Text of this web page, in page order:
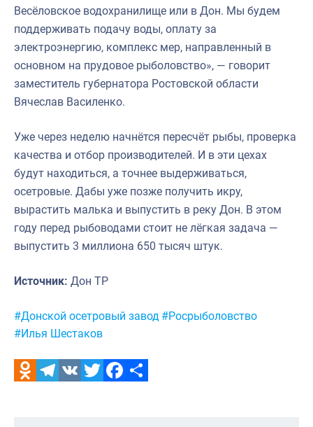
Весёловское водохранилище или в Дон. Мы будем
поддерживать подачу воды, оплату за
электроэнергию, комплекс мер, направленный в
основном на прудовое рыболовство», — говорит
заместитель губернатора Ростовской области
Вячеслав Василенко.
Уже через неделю начнётся пересчёт рыбы, проверка
качества и отбор производителей. И в эти цехах
будут находиться, а точнее выдерживаться,
осетровые. Дабы уже позже получить икру,
вырастить малька и выпустить в реку Дон. В этом
году перед рыбоводами стоит не лёгкая задача —
выпустить 3 миллиона 650 тысяч штук.
Источник: Дон ТР
Метки:
#Донской осетровый завод #Росрыболовство
#Илья Шестаков